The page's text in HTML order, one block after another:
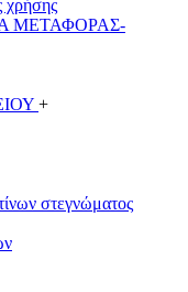
χρήσης
ΜΕΤΑΦΟΡΑΣ-
+
στεγνώματος